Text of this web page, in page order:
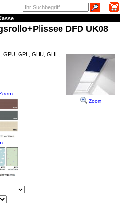
DFD UK08
Zoom
GPL, GHU, GHL,